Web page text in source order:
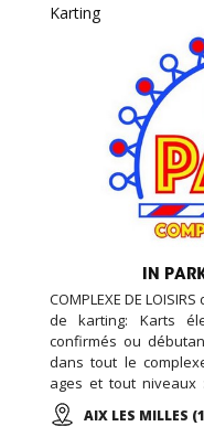
Karting
IN
COMPLEXE DE
de karting: Karts
confirmés ou
dans tout le
ages et tout niveaux
vidéo et simulateurs,
anniversaires,
AIX LES MILLES